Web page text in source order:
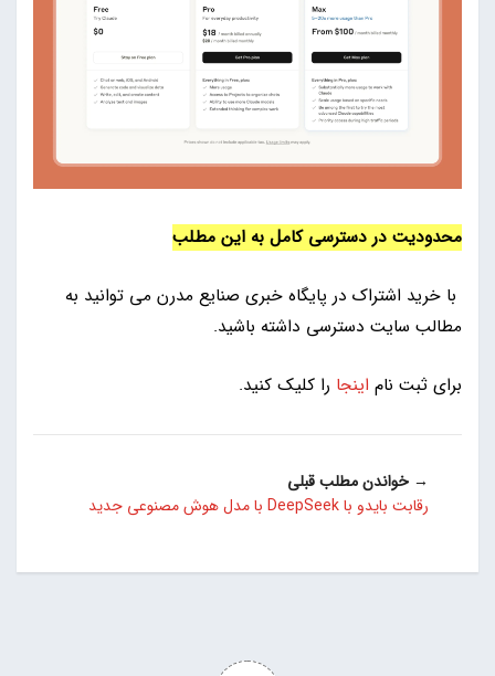
محدودیت در دسترسی کامل به این مطلب
با خرید اشتراک در پایگاه خبری صنایع مدرن می توانید به
مطالب سایت دسترسی داشته باشید.
برای ثبت نام اینجا را کلیک کنید.
→ خواندن مطلب قبلی
رقابت بایدو با DeepSeek با مدل هوش مصنوعی جدید